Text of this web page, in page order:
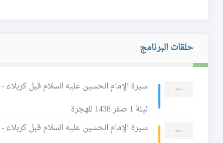
حلقات البرنامج
سيرة الإمام الحسين عليه السلام قبل كربلاء - 24 - من مكارم أخلاقه عليه السلام
ليلة 1 صفر 1438 للهجرة
سيرة الإمام الحسين عليه السلام قبل كربلاء - 25 - إن الله جميل يحب الجمال